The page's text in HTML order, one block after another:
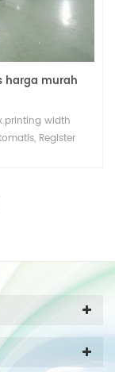
harga murah
width
Register